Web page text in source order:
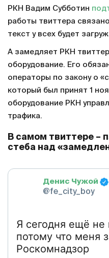
РКН Вадим Субботин
работы твиттера
текст у всех будет
А замедляет РКН
оборудование. Его
операторы по закону о
который был принят 1
оборудование РКН
трафика.
В самом твиттере –
стеба над
Денис Чужой
@fe_city_boy
Я сегодня ещё не
потому что меня
Роскомнадзор